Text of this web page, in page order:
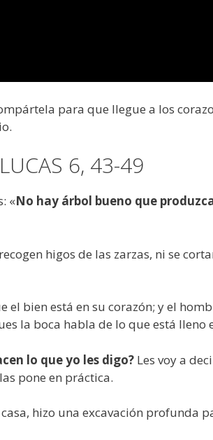
para que llegue a los
6, 43-49
«No hay árbol bueno que
higos de las zarzas, ni se
el bien está en su corazón; y el
la boca habla de lo que está lleno
lo que yo les digo? Les voy a
pone en práctica.
hizo una excavación profunda